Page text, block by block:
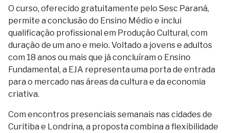
O curso, oferecido gratuitamente pelo Sesc Paraná,
permite a conclusão do Ensino Médio e inclui
qualificação profissional em Produção Cultural, com
duração de um ano e meio. Voltado a jovens e adultos
com 18 anos ou mais que já concluíram o Ensino
Fundamental, a EJA representa uma porta de entrada
para o mercado nas áreas da cultura e da economia
criativa.
Com encontros presenciais semanais nas cidades de
Curitiba e Londrina, a proposta combina a flexibilidade